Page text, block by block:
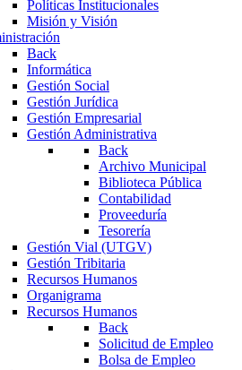
Políticas Institucionales
Misión y Visión
Back
Informática
Gestión Social
Gestión Jurídica
Gestión Empresarial
Gestión Administrativa
Back
Archivo Municipal
Biblioteca Pública
Contabilidad
Proveeduría
Tesorería
Gestión Vial (UTGV)
Gestión Tribitaria
Recursos Humanos
Organigrama
Recursos Humanos
Back
Solicitud de Empleo
Bolsa de Empleo